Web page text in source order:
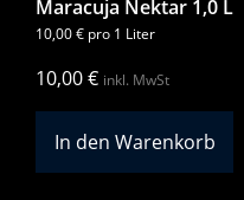
Maracuja Nektar 1,0 L
10,00€ pro 1 Liter
10,00€ inkl. MwSt